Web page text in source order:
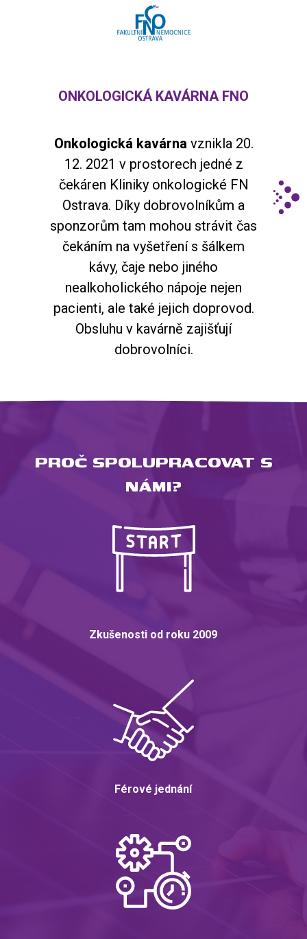
ONKOLOGICKÁ KAVÁRNA FNO
Onkologická kavárna vznikla 20.
12. 2021 v prostorech jedné z
čekáren Kliniky onkologické FN
Ostrava. Díky dobrovolníkům a
sponzorům tam mohou strávit čas
čekáním na vyšetření s šálkem
kávy, čaje nebo jiného
nealkoholického nápoje nejen
pacienti, ale také jejich doprovod.
Obsluhu v kavárně zajišťují
dobrovolníci.
PROČ SPOLUPRACOVAT S
NÁMI?
Zkušenosti od roku 2009
Férové jednání